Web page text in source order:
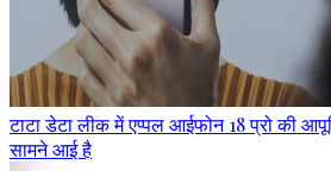
टाटा डेटा लीक में एप्पल आईफोन 18 प्रो की
सामने आई है